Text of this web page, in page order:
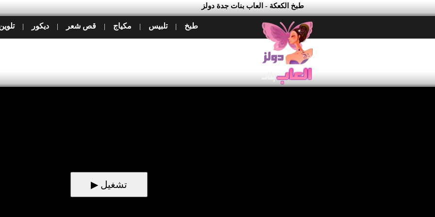
طبخ الكعكة - العاب بنات جدة دولز
طبخ | تلبيس | مكياج | قص شعر | ديكور |
▶ تشغيل